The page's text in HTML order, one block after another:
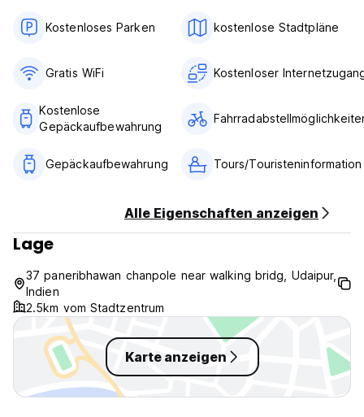
Kostenloses Parken kostenlose Stadtpläne
Gratis WiFi Kostenloser
Kostenlose
Gepäckaufbewahrung
Gepäckaufbewahrung Tours/Touristeninformation
Alle Eigenschaften anzeigen
Lage
37 paneribhawan chanpole near walking bridg, Udaipur,
Indien
2.5km vom Stadtzentrum
Karte anzeigen